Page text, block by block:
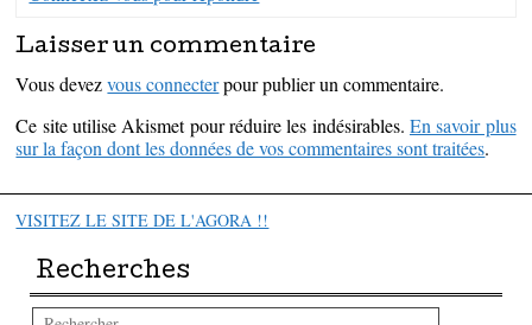
Laisser un commentaire
Vous devezvous connecterpour publier un commentaire.
Ce site utilise Akismet pour réduire les indésirables. En savoir plus
sur la façon dont les données de vos commentaires sont traitées.
VISITEZ LE SITE DE L'AGORA !!
Recherches
Rechercher